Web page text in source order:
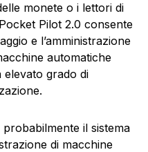
monete o i lettori di
Pilot 2.0 consente
e l’amministrazione
automatiche
grado di
il sistema
di macchine